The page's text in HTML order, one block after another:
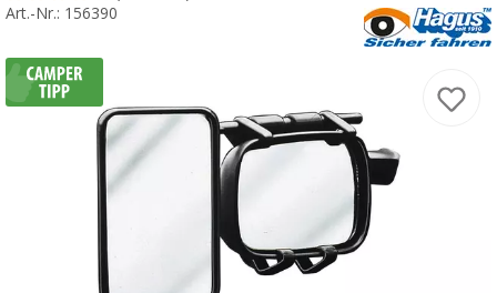
Art.-Nr.: 156390